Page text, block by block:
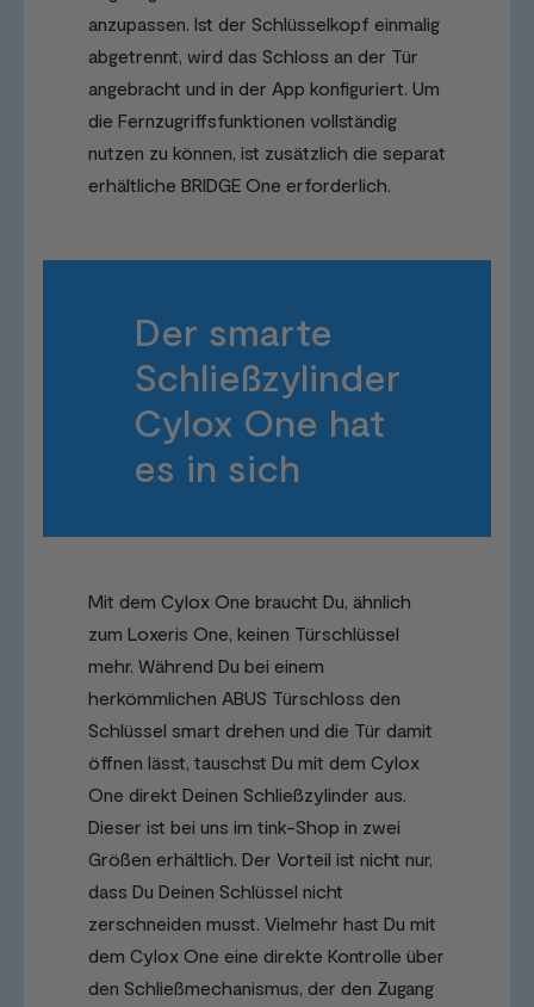
anzupassen. Ist der Schlüsselkopf einmalig
abgetrennt, wird das Schloss an der Tür
angebracht und in der App konfiguriert. Um
die Fernzugriffsfunktionen vollständig
nutzen zu können, ist zusätzlich die separat
erhältliche BRIDGE One erforderlich.
Der smarte
Schließzylinder
Cylox One hat
es in sich
Mit dem Cylox One braucht Du, ähnlich
zum Loxeris One, keinen Türschlüssel
mehr. Während Du bei einem
herkömmlichen ABUS Türschloss den
Schlüssel smart drehen und die Tür damit
öffnen lässt, tauschst Du mit dem Cylox
One direkt Deinen Schließzylinder aus.
Dieser ist bei uns im tink-Shop in zwei
Größen erhältlich. Der Vorteil ist nicht nur,
dass Du Deinen Schlüssel nicht
zerschneiden musst. Vielmehr hast Du mit
dem Cylox One eine direkte Kontrolle über
den Schließmechanismus, der den Zugang